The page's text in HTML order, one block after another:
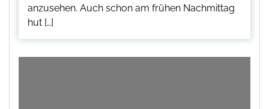
anzusehen. Auch schon am frühen Nachmittag
hut […]